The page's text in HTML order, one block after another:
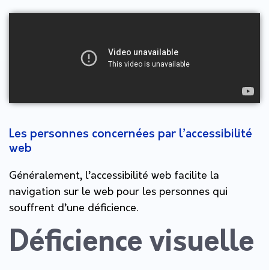
Les personnes concernées par l’accessibilité
web
Généralement, l’accessibilité web facilite la
navigation sur le web pour les personnes qui
souffrent d’une déficience.
Déficience visuelle